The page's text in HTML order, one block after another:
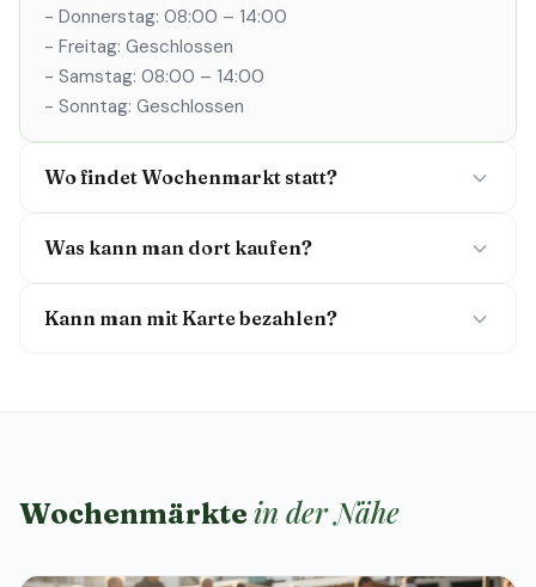
- Donnerstag: 08:00 – 14:00
- Freitag: Geschlossen
- Samstag: 08:00 – 14:00
- Sonntag: Geschlossen
Wo findet Wochenmarkt statt?
Was kann man dort kaufen?
Kann man mit Karte bezahlen?
Wochenmärkte in der Nähe